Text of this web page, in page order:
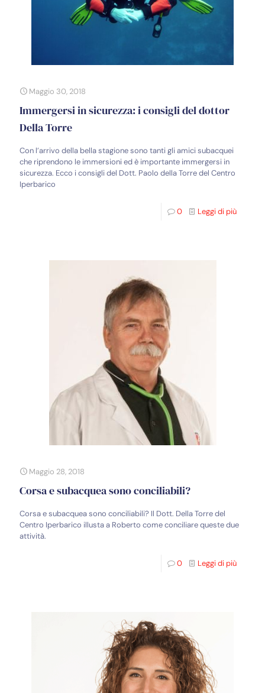
Maggio 30, 2018
Immergersi in sicurezza: i consigli del dottor
Della Torre
Con l’arrivo della bella stagione sono tanti gli amici subacquei
che riprendono le immersioni ed è importante immergersi in
sicurezza. Ecco i consigli del Dott. Paolo della Torre del Centro
Iperbarico
0 Leggi di più
Maggio 28, 2018
Corsa e subacquea sono conciliabili?
Corsa e subacquea sono conciliabili? Il Dott. Della Torre del
Centro Iperbarico illusta a Roberto come conciliare queste due
attività.
0 Leggi di più